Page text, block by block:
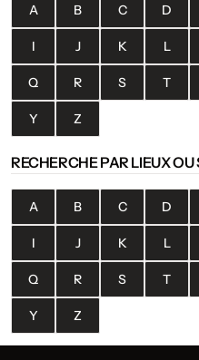
A B C D
I J K L
Q R S T
Y Z
RECHERCHE PAR LIEUX OU
A B C D
I J K L
Q R S T
Y Z